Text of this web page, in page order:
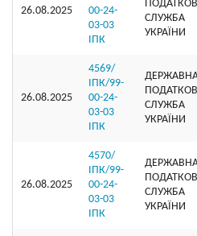
26.08.2025
00-24-
03-03
ІПК
СЛУЖБА
УКРАЇНИ
26.08.2025
4569/
ІПК/99-
00-24-
03-03
ІПК
СЛУЖБА
УКРАЇНИ
26.08.2025
4570/
ІПК/99-
00-24-
03-03
ІПК
СЛУЖБА
УКРАЇНИ